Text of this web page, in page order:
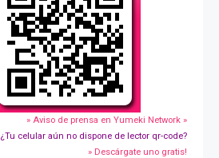
» Aviso de prensa en Yumeki Network »
¿Tu celular aún no dispone de lector qr-code?
» Descárgate uno gratis!